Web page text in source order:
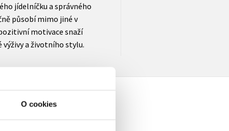
O cookies
jídelníčku a správného
působí mimo jiné v
motivace snaží
a životního stylu.